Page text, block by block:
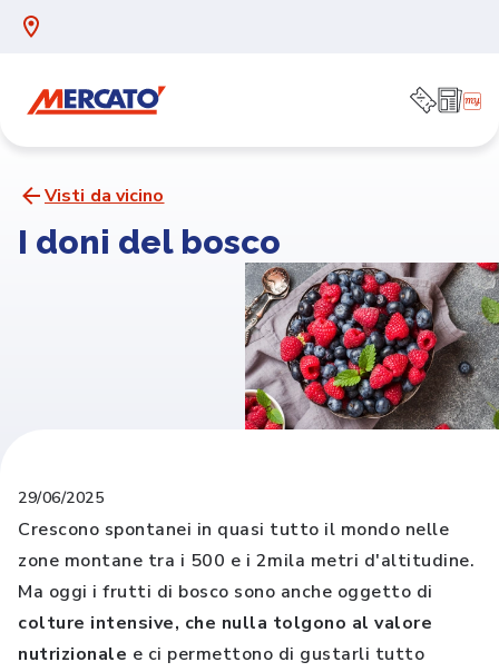
Visti da vicino
I doni del bosco
29/06/2025
Crescono spontanei in quasi tutto il mondo nelle
zone montane tra i 500 e i 2mila metri d'altitudine.
Ma oggi i frutti di bosco sono anche oggetto di
colture intensive, che nulla tolgono al valore
nutrizionale e ci permettono di gustarli tutto